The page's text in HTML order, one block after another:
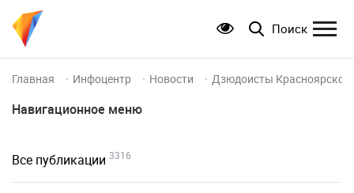
Поиск
Главная Инфоцентр Новости Дзюдоисты
Навигационное меню
Все публикации 3316